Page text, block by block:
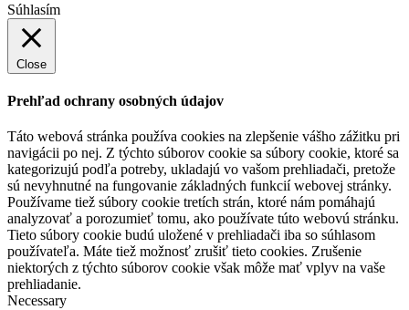
Súhlasím
Close
Prehľad ochrany osobných údajov
Táto webová stránka používa cookies na zlepšenie vášho zážitku pri
navigácii po nej. Z týchto súborov cookie sa súbory cookie, ktoré sa
kategorizujú podľa potreby, ukladajú vo vašom prehliadači, pretože
sú nevyhnutné na fungovanie základných funkcií webovej stránky.
Používame tiež súbory cookie tretích strán, ktoré nám pomáhajú
analyzovať a porozumieť tomu, ako používate túto webovú stránku.
Tieto súbory cookie budú uložené v prehliadači iba so súhlasom
používateľa. Máte tiež možnosť zrušiť tieto cookies. Zrušenie
niektorých z týchto súborov cookie však môže mať vplyv na vaše
prehliadanie.
Necessary